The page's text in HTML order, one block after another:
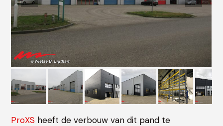
ProXS heeft de verbouw van dit pand te